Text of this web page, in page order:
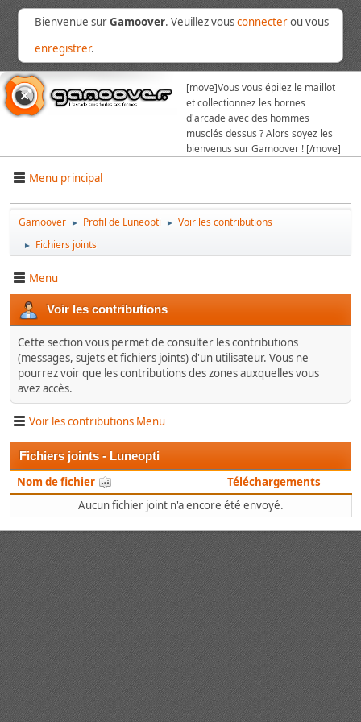
Bienvenue surGamoover. Veuillez vousconnecterou vous
enregistrer.
[move]Vous vous épilez le maillot
et collectionnez les bornes
d'arcade avec des hommes
musclés dessus ? Alors soyez les
bienvenus sur Gamoover ! [/move]
Menu principal
Gamoover ► Profil de Luneopti ► Voir les contributions
► Fichiers joints
Menu
Voir les contributions
Cette section vous permet de consulter les contributions
(messages, sujets et fichiers joints) d'un utilisateur. Vous ne
pourrez voir que les contributions des zones auxquelles vous
avez accès.
Voir les contributions Menu
Fichiers joints - Luneopti
Nom de fichier
Téléchargements
Aucun fichier joint n'a encore été envoyé.